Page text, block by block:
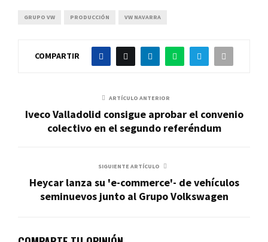
GRUPO VW PRODUCCIÓN VW NAVARRA
COMPARTIR
ARTÍCULO ANTERIOR
Iveco Valladolid consigue aprobar el convenio
colectivo en el segundo referéndum
SIGUIENTE ARTÍCULO
Heycar lanza su 'e-commerce'- de vehículos
seminuevos junto al Grupo Volkswagen